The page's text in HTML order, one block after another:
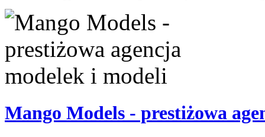
Mango Models - prestiżowa